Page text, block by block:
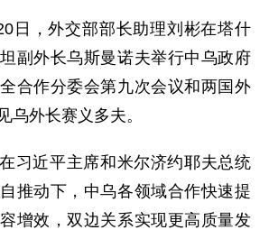
日，外交部部长助理刘彬在塔什
副外长乌斯曼诺夫举行中乌政府
合作分委会第九次会议和两国外
乌外长赛义多夫。
习近平主席和米尔济约耶夫总统
推动下，中乌各领域合作快速提
增效，双边关系实现更高质量发